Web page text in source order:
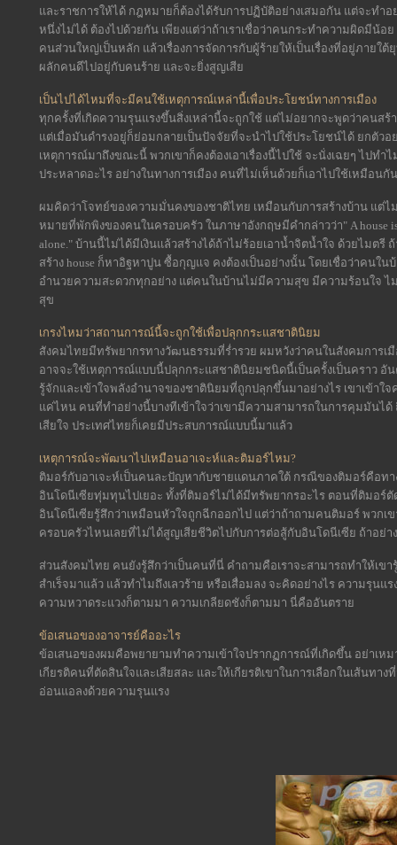
และราชการให้ได้ กฎหมายก็ต้องได้รับการปฏิบัติอย่างเสมอกัน แต่จะทำอ
หนึ่งไม่ได้ ต้องไปด้วยกัน เพียงแต่ว่าถ้าเราเชื่อว่าคนกระทำความผิดมีน้อ
คนส่วนใหญ่เป็นหลัก แล้วเรื่องการจัดการกับผู้ร้ายให้เป็นเรื่องที่อยู่ภายใ
ผลักคนดีไปอยู่กับคนร้าย และจะยิ่งสูญเสีย
เป็นไปได้ไหมที่จะมีคนใช้เหตุการณ์เหล่านี้เพื่อประโยชน์ทางการเมือง
ทุกครั้งที่เกิดความรุนแรงขึ้นสิ่งเหล่านี้จะถูกใช้ แต่ไม่อยากจะพูดว่าคนสร้
แต่เมื่อมันดำรงอยู่ก็ย่อมกลายเป็นปัจจัยที่จะนำไปใช้ประโยชน์ได้ ยกตัว
เหตุการณ์มาถึงขณะนี้ พวกเขาก็คงต้องเอาเรื่องนี้ไปใช้ จะนั่งเฉยๆ ไปทำ
ประหลาดอะไร อย่างในทางการเมือง คนที่ไม่เห็นด้วยก็เอาไปใช้เหมือนกัน
ผมคิดว่าโจทย์ของความมั่นคงของชาติไทย เหมือนกับการสร้างบ้าน แต่
หมายที่พักพิงของคนในครอบครัว ในภาษาอังกฤษมีคำกล่าวว่า" A house is
alone." บ้านนี้ไม่ได้มีเงินแล้วสร้างได้ถ้าไม่ร้อยเอาน้ำจิตน้ำใจ ด้วยไมตรี ถ้
สร้าง house ก็หาอิฐหาปูน ซื้อกุญแจ คงต้องเป็นอย่างนั้น โดยเชื่อว่าคนใ
อำนวยความสะดวกทุกอย่าง แต่คนในบ้านไม่มีความสุข มีความร้อนใจ
สุข
เกรงไหมว่าสถานการณ์นี้จะถูกใช้เพื่อปลุกกระแสชาตินิยม
สังคมไทยมีทรัพยากรทางวัฒนธรรมที่ร่ำรวย ผมหวังว่าคนในสังคมการเ
อาจจะใช้เหตุการณ์แบบนี้ปลุกกระแสชาตินิยมชนิดนี้เป็นครั้งเป็นคราว อัน
รู้จักและเข้าใจพลังอำนาจของชาตินิยมที่ถูกปลุกขึ้นมาอย่างไร เขาเข้าใ
แค่ไหน คนที่ทำอย่างนี้บางทีเข้าใจว่าเขามีความสามารถในการคุมมันได้
เสียใจ ประเทศไทยก็เคยมีประสบการณ์แบบนี้มาแล้ว
เหตุการณ์จะพัฒนาไปเหมือนอาเจะห์และติมอร์ไหม?
ติมอร์กับอาเจะห์เป็นคนละปัญหากับชายแดนภาคใต้ กรณีของติมอร์คือท
อินโดนีเซียทุ่มทุนไปเยอะ ทั้งที่ติมอร์ไม่ได้มีทรัพยากรอะไร ตอนที่ติมอร์
อินโดนีเซียรู้สึกว่าเหมือนหัวใจถูกฉีกออกไป แต่ว่าถ้าถามคนติมอร์ พวกเ
ครอบครัวไหนเลยที่ไม่ได้สูญเสียชีวิตไปกับการต่อสู้กับอินโดนีเซีย ถ้าอย่า
ส่วนสังคมไทย คนยังรู้สึกว่าเป็นคนที่นี่ คำถามคือเราจะสามารถทำให้เข
สำเร็จมาแล้ว แล้วทำไมถึงเลวร้าย หรือเสื่อมลง จะคิดอย่างไร ความรุน
ความหวาดระแวงก็ตามมา ความเกลียดชังก็ตามมา นี่คืออันตราย
ข้อเสนอของอาจารย์คืออะไร
ข้อเสนอของผมคือพยายามทำความเข้าใจปรากฏการณ์ที่เกิดขึ้น อย่าเ
เกียรติคนที่ตัดสินใจและเสียสละ และให้เกียรติเขาในการเลือกในเส้นทา
อ่อนแอลงด้วยความรุนแรง